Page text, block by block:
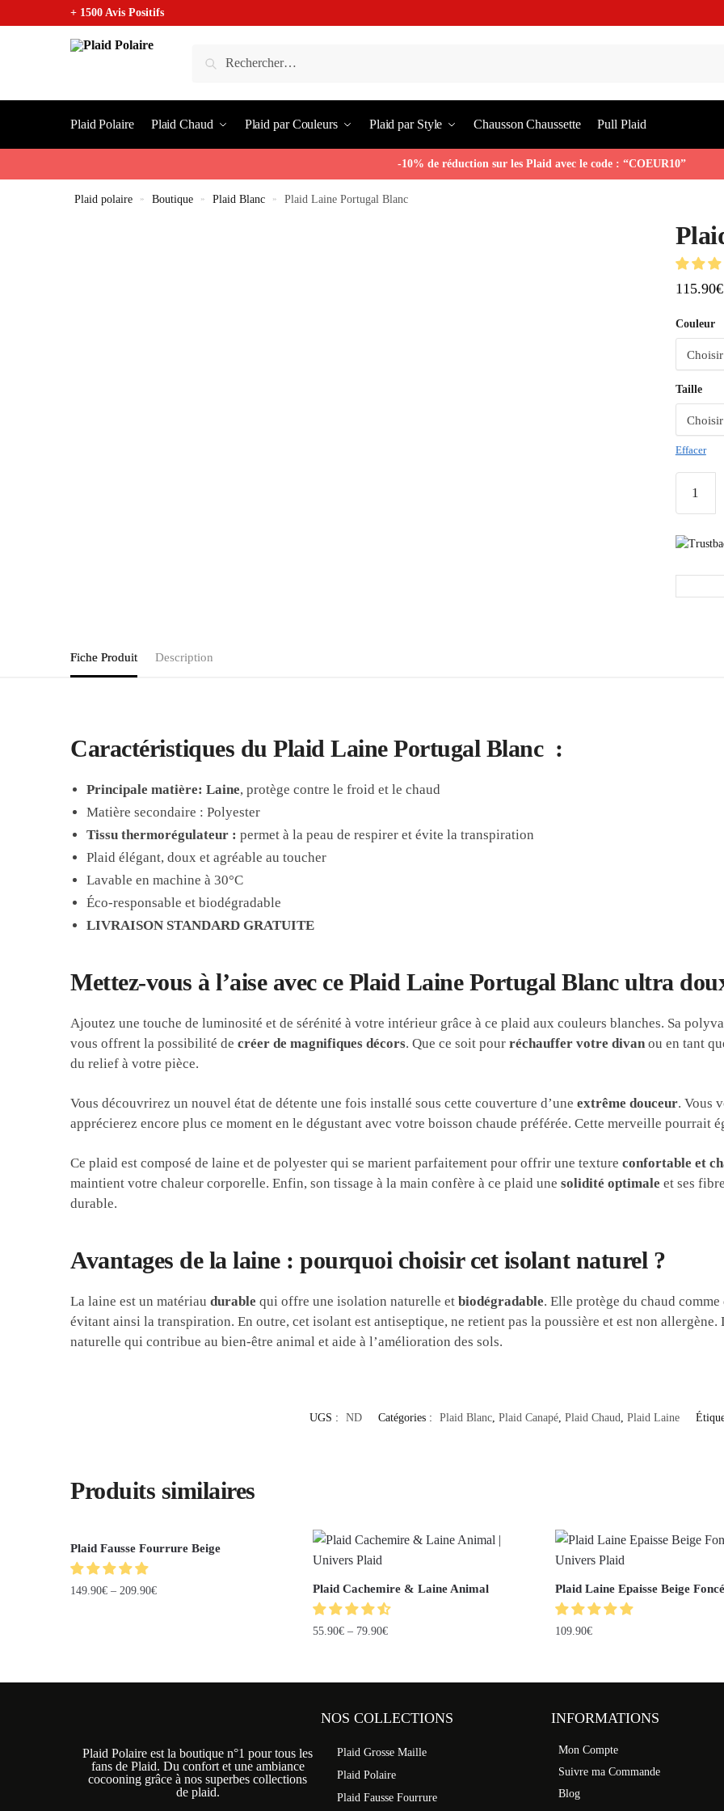
+ 1500 Avis Positifs
Plaid Polaire Plaid Chaud Plaid par Couleurs Plaid par Style Chausson Chaussette Pull Plaid
-10% de réduction sur les Plaid avec le code : “COEUR10”
Plaid polaire » Boutique » Plaid Blanc » Plaid Laine Portugal Blanc
115.90€
Couleur
Taille
Effacer
Fiche Produit Description
Caractéristiques du Plaid Laine Portugal Blanc :
Principale matière: Laine, protège contre le froid et le chaud
Matière secondaire : Polyester
Tissu thermorégulateur : permet à la peau de respirer et évite la transpiration
Plaid élégant, doux et agréable au toucher
Lavable en machine à 30°C
Éco-responsable et biodégradable
LIVRAISON STANDARD GRATUITE
Mettez-vous à l’aise avec ce Plaid Laine Portugal Blanc ultra
Ajoutez une touche de luminosité et de sérénité à votre intérieur grâce à ce plaid aux couleurs blanches. Sa
vous offrent la possibilité decréer de magnifiques décors. Que ce soit pourréchauffer votre divan ou en tant
du relief à votre pièce.
Vous découvrirez un nouvel état de détente une fois installé sous cette couverture d’uneextrême douceur. Vous
apprécierez encore plus ce moment en le dégustant avec votre boisson chaude préférée. Cette merveille pourrait
Ce plaid est composé de laine et de polyester qui se marient parfaitement pour offrir une textureconfortable et
maintient votre chaleur corporelle. Enfin, son tissage à la main confère à ce plaid unesolidité optimale et ses
durable.
Avantages de la laine : pourquoi choisir cet isolant naturel ?
La laine est un matériaudurable qui offre une isolation naturelle etbiodégradable. Elle protège du chaud
évitant ainsi la transpiration. En outre, cet isolant est antiseptique, ne retient pas la poussière et est non
naturelle qui contribue au bien-être animal et aide à l’amélioration des sols.
UGS : ND Catégories : Plaid Blanc Plaid Canapé Plaid Chaud Plaid Laine
Produits similaires
Plaid Fausse Fourrure Beige
149.90€ – 209.90€ Plaid Cachemire & Laine Animal
55.90€ – 79.90€
Plaid Laine Epaisse Beige Foncé
109.90€
Plaid Polaire est la boutique n°1 pour tous les
fans de Plaid. Du confort et une ambiance
cocooning grâce à nos superbes collections
de plaid.
NOS COLLECTIONS
Plaid Grosse Maille
Plaid Polaire
Plaid Fausse Fourrure
INFORMATIONS
Mon Compte
Suivre ma Commande
Blog